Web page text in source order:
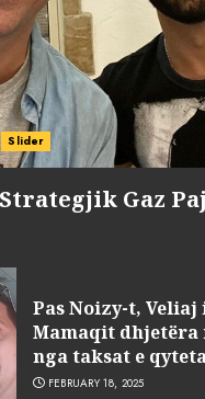
Slider
Gaz
Pas Noizy-t,
Mamaqit dhjetëra
nga taksat e
FEBRUARY 18, 2025